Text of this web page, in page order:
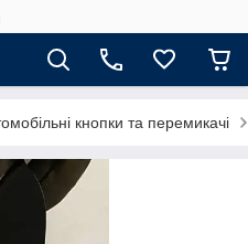
кнопки та перемикачі